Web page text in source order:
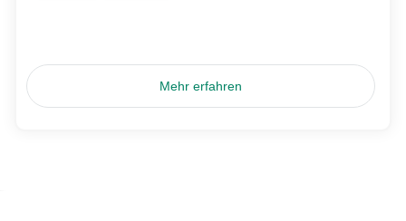
Mehr erfahren